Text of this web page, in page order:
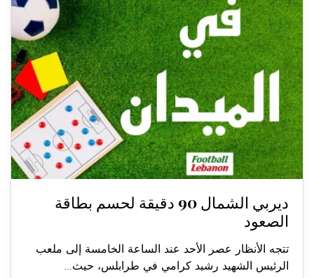
ديربي الشمال 90 دقيقة لحسم بطاقة
الصعود
تتجه الأنظار عصر الأحد عند الساعة الخامسة إلى ملعب
الرئيس الشهيد رشيد كرامي في طرابلس، حيث...